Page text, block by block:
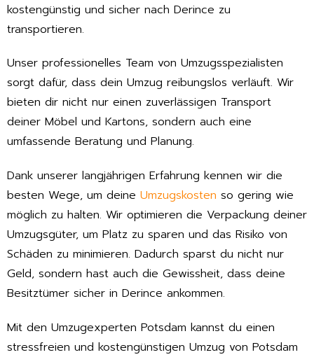
kostengünstig und sicher nach Derince zu
transportieren.
Unser professionelles Team von Umzugsspezialisten
sorgt dafür, dass dein Umzug reibungslos verläuft. Wir
bieten dir nicht nur einen zuverlässigen Transport
deiner Möbel und Kartons, sondern auch eine
umfassende Beratung und Planung.
Dank unserer langjährigen Erfahrung kennen wir die
besten Wege, um deine Umzugskosten so gering wie
möglich zu halten. Wir optimieren die Verpackung deiner
Umzugsgüter, um Platz zu sparen und das Risiko von
Schäden zu minimieren. Dadurch sparst du nicht nur
Geld, sondern hast auch die Gewissheit, dass deine
Besitztümer sicher in Derince ankommen.
Mit den Umzugexperten Potsdam kannst du einen
stressfreien und kostengünstigen Umzug von Potsdam